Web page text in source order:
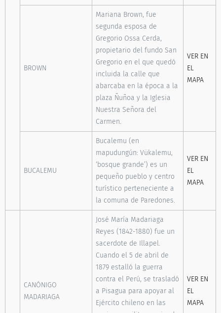
BROWN
Mariana Brown, fue
segunda esposa de
Gregorio Ossa Cerda,
propietario del fundo San
Gregorio en el que quedó
incluida la calle que
abarcaba en la época a la
plaza Ñuñoa y la Iglesia
Nuestra Señora del
Carmen.
VER EN
EL
MAPA
BUCALEMU
Bucalemu (en
mapudungún: Vükalemu,
‘bosque grande’) es un
pequeño pueblo y centro
turístico perteneciente a
la comuna de Paredones.
VER EN
EL
MAPA
CANÓNIGO
MADARIAGA
José María Madariaga
Reyes (1842-1880) fue un
sacerdote de Illapel.
Cuando el 5 de abril de
1879 estalló la guerra
contra el Perú, se trasladó
a Pisagua para apoyar al
Ejército chileno en las
VER EN
EL
MAPA